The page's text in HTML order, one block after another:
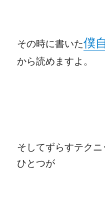
その時に書いた僕
から読めますよ。
そしてずらすテク
ひとつが